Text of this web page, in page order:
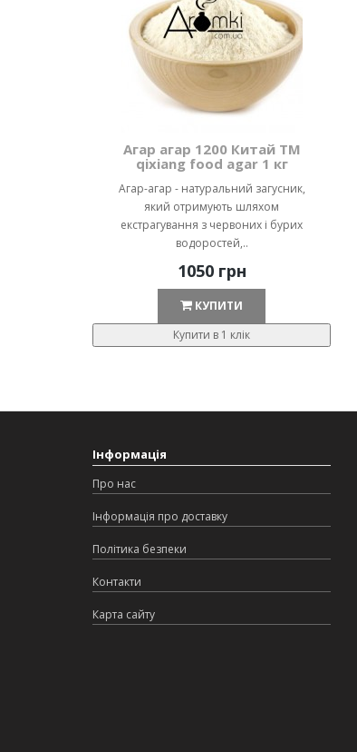
Агар агар 1200 Китай ТМ
qixiang food agar 1 кг
Агар-агар - натуральний загусник,
який отримують шляхом
екстрагування з червоних і бурих
водоростей,..
1050 грн
КУПИТИ
Купити в 1 клік
Інформація
Про нас
Інформація про доставку
Політика безпеки
Контакти
Карта сайту